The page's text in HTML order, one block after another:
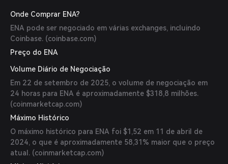
Onde Comprar ENA?
ENA pode ser negociado em várias exchanges, incluindo
Coinbase. (coinbase.com)
Preço do ENA
Volume Diário de Negociação
Em 22 de setembro de 2025, o volume de negociação em
24 horas para ENA é aproximadamente $318,8 milhões.
(coinmarketcap.com)
Máximo Histórico
O máximo histórico para ENA foi $1,52 em 11 de abril de
2024, o que é aproximadamente 58,31% maior que o preço
atual. (coinmarketcap.com)